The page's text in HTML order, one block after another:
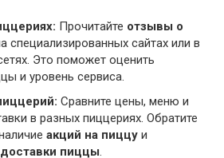
Прочитайте отзывы о
специализированных сайтах или в
Это поможет оценить
и уровень сервиса.
Сравните цены, меню и
в разных пиццериях. Обратите
акций на пиццу и
пиццы.